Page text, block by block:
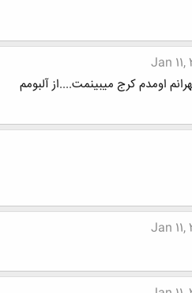
Jan 11,
اومدم کرج میبینمت....از آلبومم
Jan 11,